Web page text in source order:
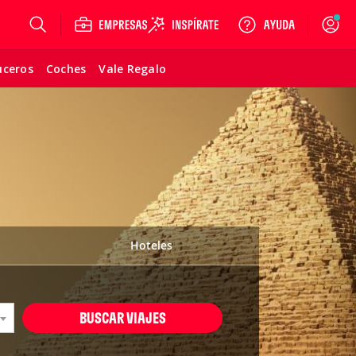
Coches Vale Regalo
Login
Hoteles
BUSCAR VIAJES